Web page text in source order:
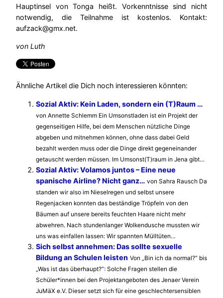
Hauptinsel von Tonga heißt. Vorkenntnisse sind nicht
notwendig, die Teilnahme ist kostenlos. Kontakt:
aufzack@gmx.net.
von Luth
Ähnliche Artikel die Dich noch interessieren könnten:
Sozial Aktiv: Kein Laden, sondern ein (T)Raum …
von Annette Schlemm Ein Umsonstladen ist ein Projekt der
gegenseitigen Hilfe, bei dem Menschen nützliche Dinge
abgeben und mitnehmen können, ohne dass dabei Geld
bezahlt werden muss oder die Dinge direkt gegeneinander
getauscht werden müssen. Im Umsonst(T)raum in Jena gibt…
Sozial Aktiv: Volamos juntos – Eine neue
spanische Airline? Nicht ganz… von Sahra Rausch Da
standen wir also im Nieselregen und selbst unsere
Regenjacken konnten das beständige Tröpfeln von den
Bäumen auf unsere bereits feuchten Haare nicht mehr
abwehren. Nach stundenlanger Wolkendusche mussten wir
uns was einfallen lassen: Wir spannten Mülltüten…
Sich selbst annehmen: Das sollte sexuelle
Bildung an Schulen leisten Von „Bin ich da normal?“ bis
„Was ist das überhaupt?“: Solche Fragen stellen die
Schüler*innen bei den Projektangeboten des Jenaer Verein
JuMäX e.V. Dieser setzt sich für eine geschlechtersensiblen